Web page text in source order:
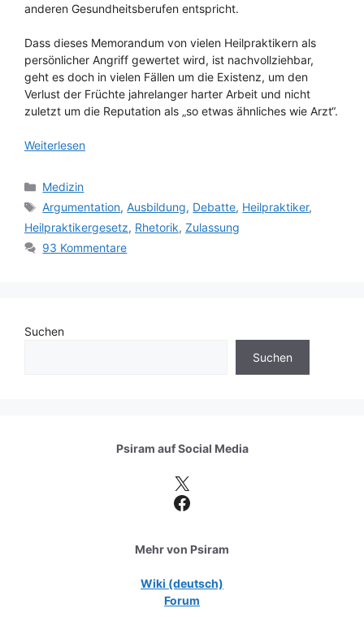
anderen Gesundheitsberufen entspricht.
Dass dieses Memorandum von vielen Heilpraktikern als
persönlicher Angriff gewertet wird, ist nachvollziehbar,
geht es doch in vielen Fällen um die Existenz, um den
Verlust der Früchte jahrelanger harter Arbeit und nicht
zuletzt um die Reputation als „so etwas ähnliches wie Arzt“.
Weiterlesen
Kategorien
Medizin
Schlagwörter
Argumentation,Ausbildung, Debatte, Heilpraktiker,
Heilpraktikergesetz, Rhetorik, Zulassung
93 Kommentare
Suchen
Suchen
Psiram aufSocial Media
X
Facebook
Mehr von Psiram
Wiki (deutsch)
Forum